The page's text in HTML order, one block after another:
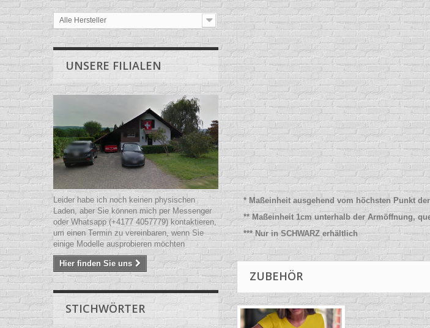
Alle Hersteller
UNSERE FILIALEN
Leider habe ich noch keinen physischen
Laden, aber Sie können mich per Messenger
oder Whatsapp (+4177 4057779) kontaktieren,
um einen Termin zu vereinbaren, wenn Sie
einige Modelle ausprobieren möchten
Hier finden Sie uns
STICHWÖRTER
* Maßeinheit ausgehend vom höchsten Punkt
** Maßeinheit 1cm unterhalb der Armöffnung,
*** Nur in SCHWARZ erhältlich
ZUBEHÖR